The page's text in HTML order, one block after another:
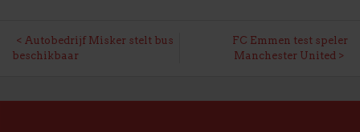
BERICHT
Autobedrijf Misker stelt bus
beschikbaar
FC Emmen test speler
Manchester United